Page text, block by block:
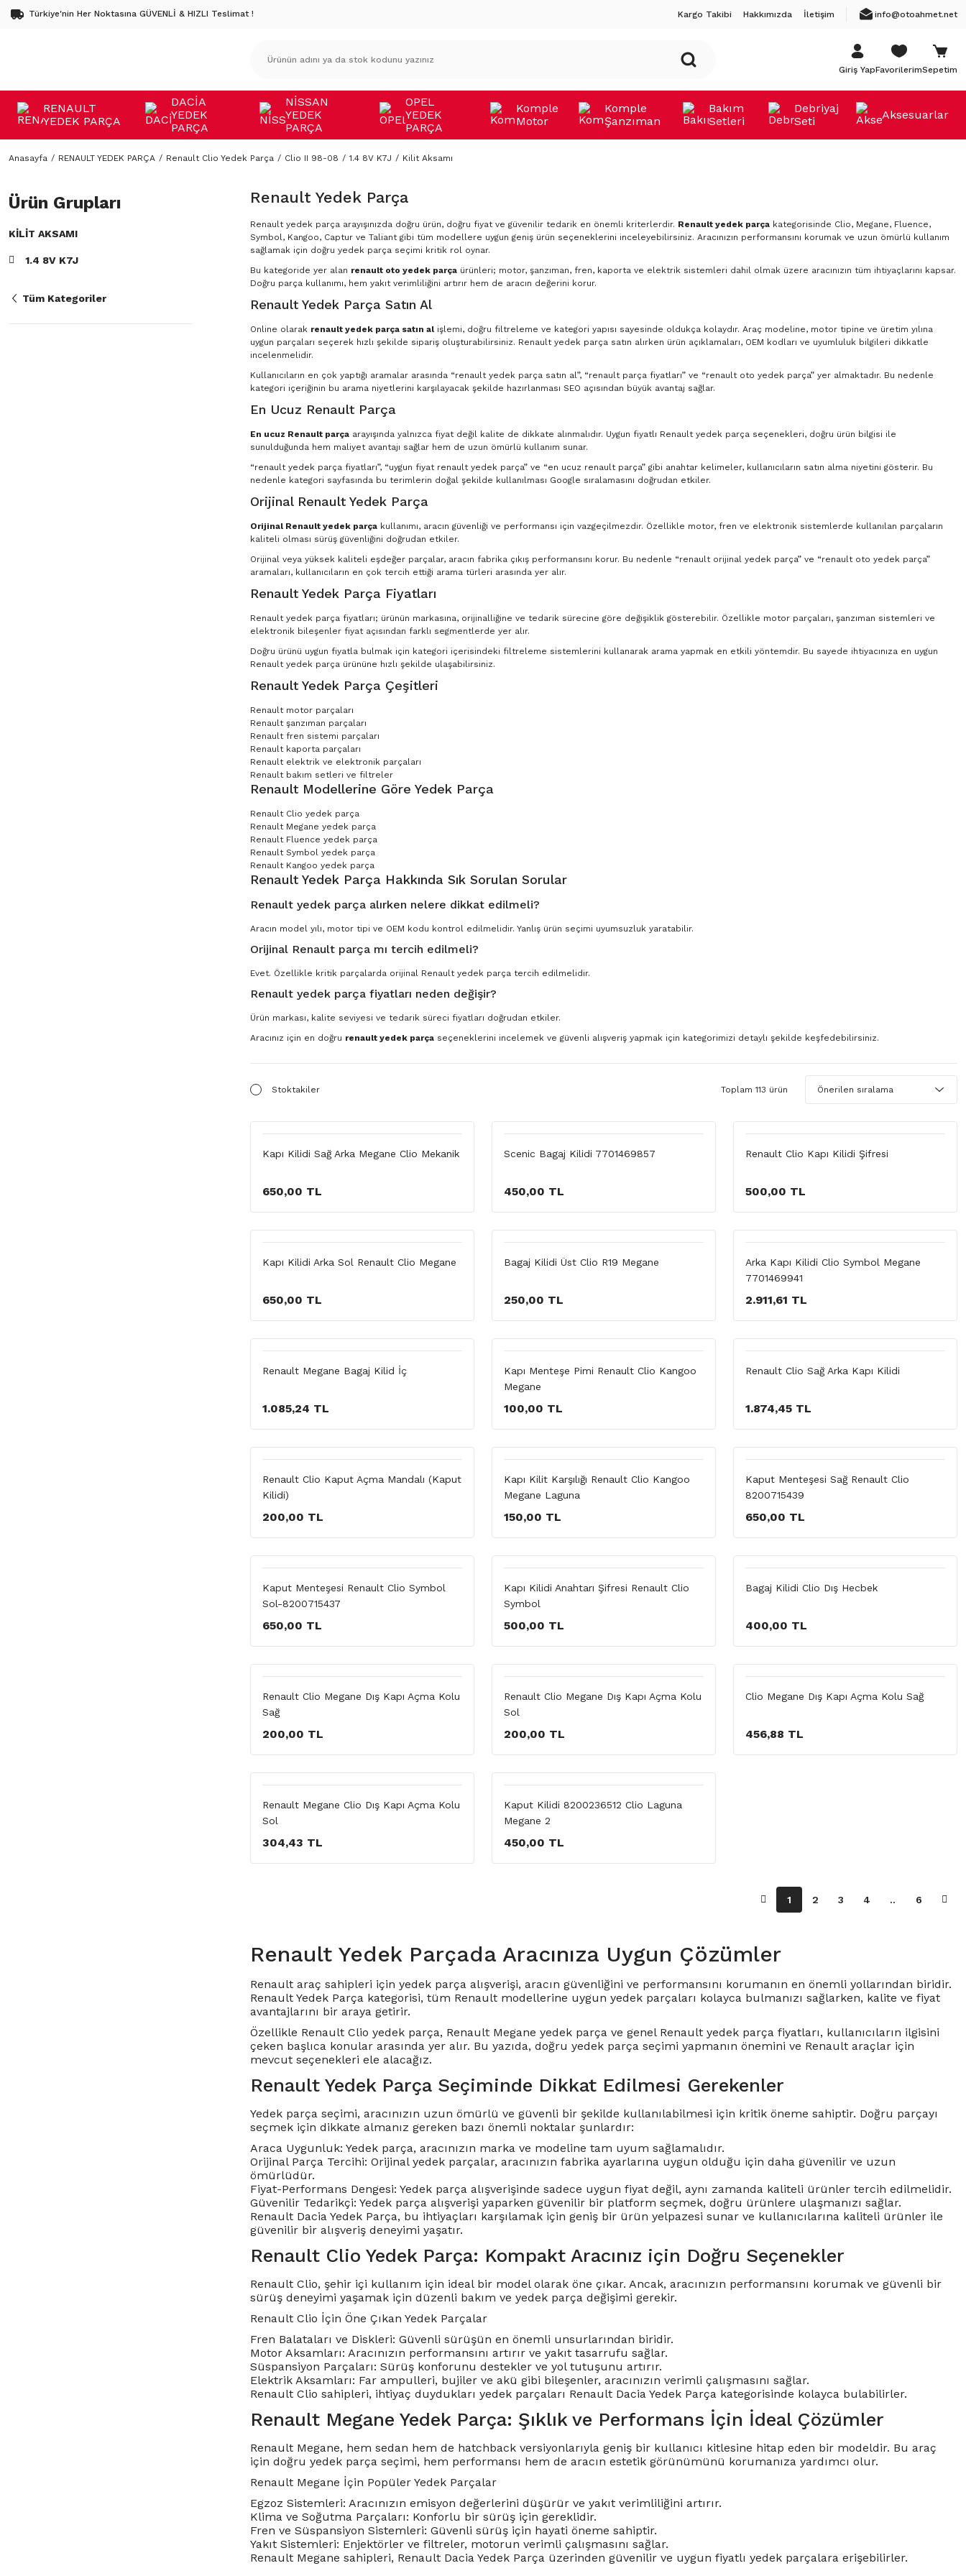
Türkiye'nin Her Noktasına GÜVENLİ & HIZLI Teslimat ! Kargo Takibi Hakkımızda İletişim info@otoahmet.net
Giriş YapFavorilerimSepetim
RENAULT
YEDEK PARÇA
DACİA
YEDEK
PARÇA
NİSSAN
YEDEK
PARÇA
OPEL
YEDEK
PARÇA
Komple
Motor
Komple
Şanzıman
Bakım
Setleri
Debriyaj
Seti
Aksesuarlar
Anasayfa RENAULT YEDEK PARÇA Renault Clio Yedek Parça Clio II 98-08 1.4 8V K7J Kilit Aksamı
Ürün Grupları
KILIT AKSAMI
1.4 8V K7J
Tüm Kategoriler
Renault Yedek Parça
Renault yedek parça arayışınızda doğru ürün, doğru fiyat ve güvenilir tedarik en önemli kriterlerdir. Renault yedek parça kategorisinde Clio, Megane, Fluence,
Symbol, Kangoo, Captur ve Taliant gibi tüm modellere uygun geniş ürün seçeneklerini inceleyebilirsiniz. Aracınızın performansını korumak ve uzun ömürlü kullanım
sağlamak için doğru yedek parça seçimi kritik rol oynar.
Bu kategoride yer alan renault oto yedek parça ürünleri; motor, şanzıman, fren, kaporta ve elektrik sistemleri dahil olmak üzere aracınızın tüm ihtiyaçlarını kapsar.
Doğru parça kullanımı, hem yakıt verimliliğini artırır hem de aracın değerini korur.
Renault Yedek Parça Satın Al
Online olarak renault yedek parça satın al işlemi, doğru filtreleme ve kategori yapısı sayesinde oldukça kolaydır. Araç modeline, motor tipine ve üretim yılına
uygun parçaları seçerek hızlı şekilde sipariş oluşturabilirsiniz. Renault yedek parça satın alırken ürün açıklamaları, OEM kodları ve uyumluluk bilgileri dikkatle
incelenmelidir.
Kullanıcıların en çok yaptığı aramalar arasında “renault yedek parça satın al”, “renault parça fiyatları” ve “renault oto yedek parça” yer almaktadır. Bu nedenle
kategori içeriğinin bu arama niyetlerini karşılayacak şekilde hazırlanması SEO açısından büyük avantaj sağlar.
En Ucuz Renault Parça
En ucuz Renault parça arayışında yalnızca fiyat değil kalite de dikkate alınmalıdır. Uygun fiyatlı Renault yedek parça seçenekleri, doğru ürün bilgisi ile
sunulduğunda hem maliyet avantajı sağlar hem de uzun ömürlü kullanım sunar.
“renault yedek parça fiyatları”, “uygun fiyat renault yedek parça” ve “en ucuz renault parça” gibi anahtar kelimeler, kullanıcıların satın alma niyetini gösterir. Bu
nedenle kategori sayfasında bu terimlerin doğal şekilde kullanılması Google sıralamasını doğrudan etkiler.
Orijinal Renault Yedek Parça
Orijinal Renault yedek parça kullanımı, aracın güvenliği ve performansı için vazgeçilmezdir. Özellikle motor, fren ve elektronik sistemlerde kullanılan parçaların
kaliteli olması sürüş güvenliğini doğrudan etkiler.
Orijinal veya yüksek kaliteli eşdeğer parçalar, aracın fabrika çıkış performansını korur. Bu nedenle “renault orijinal yedek parça” ve “renault oto yedek parça”
aramaları, kullanıcıların en çok tercih ettiği arama türleri arasında yer alır.
Renault Yedek Parça Fiyatları
Renault yedek parça fiyatları; ürünün markasına, orijinalliğine ve tedarik sürecine göre değişiklik gösterebilir. Özellikle motor parçaları, şanzıman sistemleri ve
elektronik bileşenler fiyat açısından farklı segmentlerde yer alır.
Doğru ürünü uygun fiyatla bulmak için kategori içerisindeki filtreleme sistemlerini kullanarak arama yapmak en etkili yöntemdir. Bu sayede ihtiyacınıza en uygun
Renault yedek parça ürününe hızlı şekilde ulaşabilirsiniz.
Renault Yedek Parça Çeşitleri
Renault motor parçaları
Renault şanzıman parçaları
Renault fren sistemi parçaları
Renault kaporta parçaları
Renault elektrik ve elektronik parçaları
Renault bakım setleri ve filtreler
Renault Modellerine Göre Yedek Parça
Renault Clio yedek parça
Renault Megane yedek parça
Renault Fluence yedek parça
Renault Symbol yedek parça
Renault Kangoo yedek parça
Renault Yedek Parça Hakkında Sık Sorulan Sorular
Renault yedek parça alırken nelere dikkat edilmeli?
Aracın model yılı, motor tipi ve OEM kodu kontrol edilmelidir. Yanlış ürün seçimi uyumsuzluk yaratabilir.
Orijinal Renault parça mı tercih edilmeli?
Evet. Özellikle kritik parçalarda orijinal Renault yedek parça tercih edilmelidir.
Renault yedek parça fiyatları neden değişir?
Ürün markası, kalite seviyesi ve tedarik süreci fiyatları doğrudan etkiler.
Aracınız için en doğru renault yedek parça seçeneklerini incelemek ve güvenli alışveriş yapmak için kategorimizi detaylı şekilde keşfedebilirsiniz.
Stoktakiler Toplam 113 ürün
Kapı Kilidi Sağ Arka Megane Clio Mekanik
650,00 TL
Scenic Bagaj Kilidi 7701469857
450,00 TL
Renault Clio Kapı Kilidi Şifresi
500,00 TL
Kapı Kilidi Arka Sol Renault Clio Megane
650,00 TL
Bagaj Kilidi Üst Clio R19 Megane
250,00 TL
Arka Kapı Kilidi Clio Symbol Megane
7701469941
2.911,61 TL
Renault Megane Bagaj Kilid İç
1.085,24 TL
Kapı Menteşe Pimi Renault Clio Kangoo
Megane
100,00 TL
Renault Clio Sağ Arka Kapı Kilidi
1.874,45 TL
Renault Clio Kaput Açma Mandalı (Kaput
Kilidi)
200,00 TL
Kapı Kilit Karşılığı Renault Clio Kangoo
Megane Laguna
150,00 TL
Kaput Menteşesi Sağ Renault Clio
8200715439
650,00 TL
Kaput Menteşesi Renault Clio Symbol
Sol-8200715437
650,00 TL
Kapı Kilidi Anahtarı Şifresi Renault Clio
Symbol
500,00 TL
Bagaj Kilidi Clio Dış Hecbek
400,00 TL
Renault Clio Megane Dış Kapı Açma Kolu
Sağ
200,00 TL
Renault Clio Megane Dış Kapı Açma Kolu
Sol
200,00 TL
Clio Megane Dış Kapı Açma Kolu Sağ
456,88 TL
Renault Megane Clio Dış Kapı Açma Kolu
Sol
304,43 TL
Kaput Kilidi 8200236512 Clio Laguna
Megane 2
450,00 TL
1 2 3 4 .. 6
Renault Yedek Parçada Aracınıza Uygun Çözümler
Renault araç sahipleri için yedek parça alışverişi, aracın güvenliğini ve performansını korumanın en önemli yollarından biridir.
Renault Yedek Parça kategorisi, tüm Renault modellerine uygun yedek parçaları kolayca bulmanızı sağlarken, kalite ve fiyat
avantajlarını bir araya getirir.
Özellikle Renault Clio yedek parça, Renault Megane yedek parça ve genel Renault yedek parça fiyatları, kullanıcıların ilgisini
çeken başlıca konular arasında yer alır. Bu yazıda, doğru yedek parça seçimi yapmanın önemini ve Renault araçlar için
mevcut seçenekleri ele alacağız.
Renault Yedek Parça Seçiminde Dikkat Edilmesi Gerekenler
Yedek parça seçimi, aracınızın uzun ömürlü ve güvenli bir şekilde kullanılabilmesi için kritik öneme sahiptir. Doğru parçayı
seçmek için dikkate almanız gereken bazı önemli noktalar şunlardır:
Araca Uygunluk: Yedek parça, aracınızın marka ve modeline tam uyum sağlamalıdır.
Orijinal Parça Tercihi: Orijinal yedek parçalar, aracınızın fabrika ayarlarına uygun olduğu için daha güvenilir ve uzun
ömürlüdür.
Fiyat-Performans Dengesi: Yedek parça alışverişinde sadece uygun fiyat değil, aynı zamanda kaliteli ürünler tercih edilmelidir.
Güvenilir Tedarikçi: Yedek parça alışverişi yaparken güvenilir bir platform seçmek, doğru ürünlere ulaşmanızı sağlar.
Renault Dacia Yedek Parça, bu ihtiyaçları karşılamak için geniş bir ürün yelpazesi sunar ve kullanıcılarına kaliteli ürünler ile
güvenilir bir alışveriş deneyimi yaşatır.
Renault Clio Yedek Parça: Kompakt Aracınız için Doğru Seçenekler
Renault Clio, şehir içi kullanım için ideal bir model olarak öne çıkar. Ancak, aracınızın performansını korumak ve güvenli bir
sürüş deneyimi yaşamak için düzenli bakım ve yedek parça değişimi gerekir.
Renault Clio İçin Öne Çıkan Yedek Parçalar
Fren Balataları ve Diskleri: Güvenli sürüşün en önemli unsurlarından biridir.
Motor Aksamları: Aracınızın performansını artırır ve yakıt tasarrufu sağlar.
Süspansiyon Parçaları: Sürüş konforunu destekler ve yol tutuşunu artırır.
Elektrik Aksamları: Far ampulleri, bujiler ve akü gibi bileşenler, aracınızın verimli çalışmasını sağlar.
Renault Clio sahipleri, ihtiyaç duydukları yedek parçaları Renault Dacia Yedek Parça kategorisinde kolayca bulabilirler.
Renault Megane Yedek Parça: Şıklık ve Performans İçin İdeal Çözümler
Renault Megane, hem sedan hem de hatchback versiyonlarıyla geniş bir kullanıcı kitlesine hitap eden bir modeldir. Bu araç
için doğru yedek parça seçimi, hem performansı hem de aracın estetik görünümünü korumanıza yardımcı olur.
Renault Megane İçin Popüler Yedek Parçalar
Egzoz Sistemleri: Aracınızın emisyon değerlerini düşürür ve yakıt verimliliğini artırır.
Klima ve Soğutma Parçaları: Konforlu bir sürüş için gereklidir.
Fren ve Süspansiyon Sistemleri: Güvenli sürüş için hayati öneme sahiptir.
Yakıt Sistemleri: Enjektörler ve filtreler, motorun verimli çalışmasını sağlar.
Renault Megane sahipleri, Renault Dacia Yedek Parça üzerinden güvenilir ve uygun fiyatlı yedek parçalara erişebilirler.